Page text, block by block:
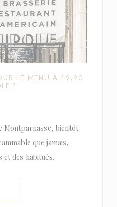
LE MENU À 19,90
?
Montparnasse, bientôt
que jamais,
des habitués.